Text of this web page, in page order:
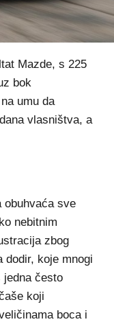
Mazde, s 225
bok
umu da
vlasništva, a
obuhvaća sve
nebitnim
zbog
dodir, koje mnogi
često
koji
boca i